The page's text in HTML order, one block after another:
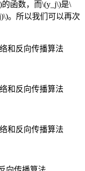
函数，而\(y_j\)是\
。所以我们可以再次